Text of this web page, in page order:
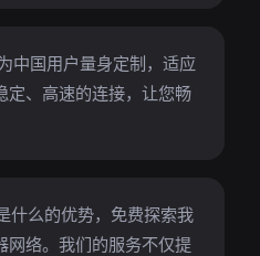
中国用户量身定制，适应
定、高速的连接，让您畅
么的优势，免费探索我
网络。我们的服务不仅提